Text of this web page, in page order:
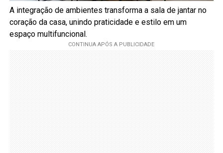
A integração de ambientes transforma a sala de jantar no
coração da casa, unindo praticidade e estilo em um
espaço multifuncional.